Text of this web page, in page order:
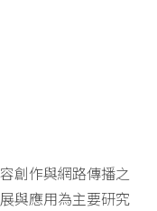
創作與網路傳播之
與應用為主要研究